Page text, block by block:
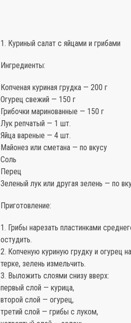
1. Куриный салат с яйцами и грибами
Ингредиенты:
Копченая куриная грудка — 200 г
Огурец свежий — 150 г
Грибочки маринованные — 150 г
Лук репчатый — 1 шт.
Яйца вареные — 4 шт.
Майонез или сметана — по вкусу
Соль
Перец
Зеленый лук или другая зелень — по
Приготовление:
1. Грибы нарезать пластинками
остудить.
2. Копченую куриную грудку и огурец
терке, зелень измельчить.
3. Выложить слоями снизу вверх:
первый слой — курица,
второй слой — огурец,
третий слой — грибы с луком,